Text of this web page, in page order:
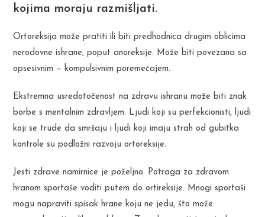
kojima moraju razmišljati.
Ortoreksija može pratiti ili biti predhodnica drugim oblicima
nerodovne ishrane, poput anoreksije. Može biti povezana sa
opsesivnim – kompulsivnim poremećajem.
Ekstremna usredotočenost na zdravu ishranu može biti znak
borbe s mentalnim zdravljem. Ljudi koji su perfekcionisti, ljudi
koji se trude da smršaju i ljudi koji imaju strah od gubitka
kontrole su podložni razvoju ortoreksije.
Jesti zdrave namirnice je poželjno. Potraga za zdravom
hranom sportaše voditi putem do ortireksije. Mnogi sportaši
mogu napraviti spisak hrane koju ne jedu, što može